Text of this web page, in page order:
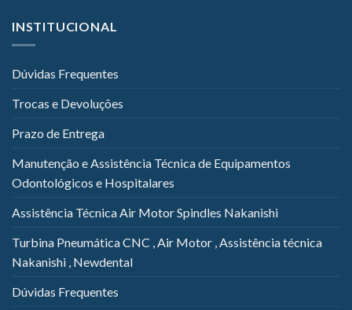
INSTITUCIONAL
Dúvidas Frequentes
Trocas e Devoluções
Prazo de Entrega
Manutenção e Assistência Técnica de Equipamentos
Odontológicos e Hospitalares
Assistência Técnica Air Motor Spindles Nakanishi
Turbina Pneumática CNC , Air Motor , Assistência técnica
Nakanishi , Newdental
Dúvidas Frequentes